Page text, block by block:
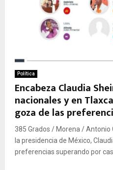
Política
Encabeza Claudia
nacionales y en
goza de las
385 Grados / Morena / Antonio
la presidencia de México,
preferencias superando por casi